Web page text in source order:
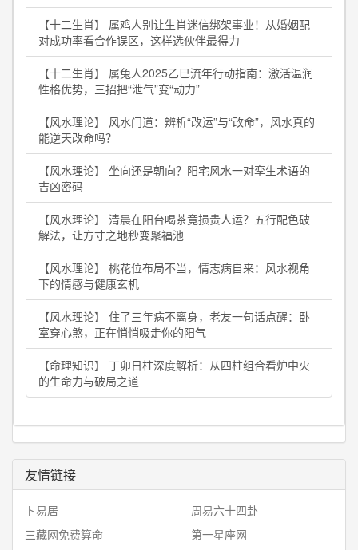
【十二生肖】 属鸡人别让生肖迷信绑架事业！从婚姻配
对成功率看合作误区，这样选伙伴最得力
【十二生肖】 属兔人2025乙巳流年行动指南：激活温润
性格优势，三招把“泄气”变“动力”
【风水理论】 风水门道：辨析“改运”与“改命”，风水真的
能逆天改命吗？
【风水理论】 坐向还是朝向？阳宅风水一对孪生术语的
吉凶密码
【风水理论】 清晨在阳台喝茶竟损贵人运？五行配色破
解法，让方寸之地秒变聚福池
【风水理论】 桃花位布局不当，情志病自来：风水视角
下的情感与健康玄机
【风水理论】 住了三年病不离身，老友一句话点醒：卧
室穿心煞，正在悄悄吸走你的阳气
【命理知识】 丁卯日柱深度解析：从四柱组合看炉中火
的生命力与破局之道
友情链接
卜易居
周易六十四卦
三藏网免费算命
第一星座网